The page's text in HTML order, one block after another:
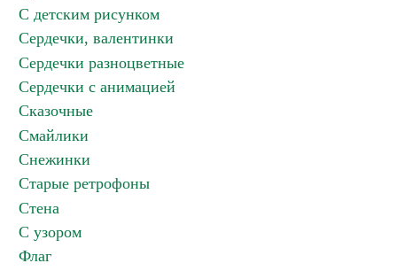
С детским рисунком
Сердечки, валентинки
Сердечки разноцветные
Сердечки с анимацией
Сказочные
Смайлики
Снежинки
Старые ретрофоны
Стена
С узором
Флаг